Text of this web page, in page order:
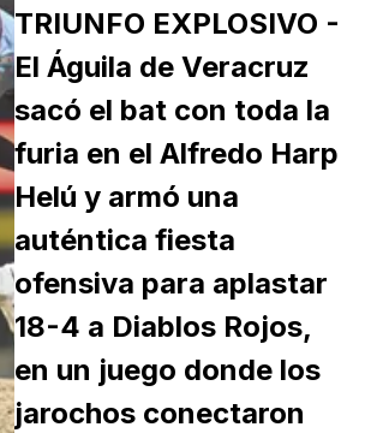
TRIUNFO EXPLOSIVO -
El Águila de Veracruz
sacó el bat con toda la
furia en el Alfredo Harp
Helú y armó una
auténtica fiesta
ofensiva para aplastar
18-4 a Diablos Rojos,
en un juego donde los
jarochos conectaron